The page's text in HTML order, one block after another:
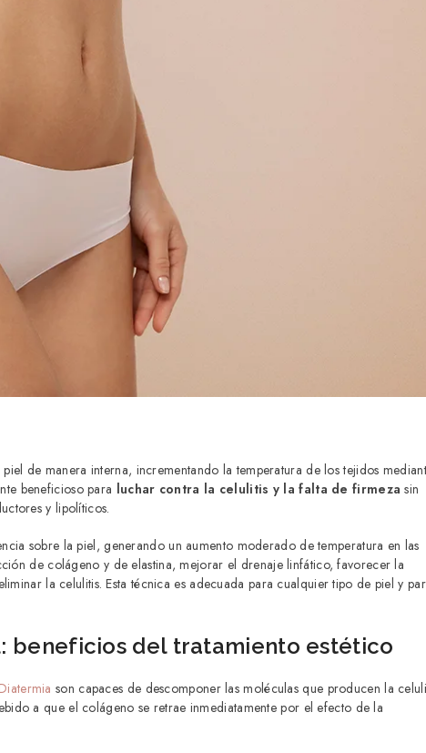
de manera interna, incrementando la temperatura de los tejidos
beneficioso para luchar contra la celulitis y la falta de firmeza sin
y lipolíticos.
sobre la piel, generando un aumento moderado de temperatura en las
de colágeno y de elastina, mejorar el drenaje linfático, favorecer la
la celulitis. Esta técnica es adecuada para cualquier tipo de piel y
beneficios del tratamiento estético
Diatermia son capaces de descomponer las moléculas que producen la
a que el colágeno se retrae inmediatamente por el efecto de la